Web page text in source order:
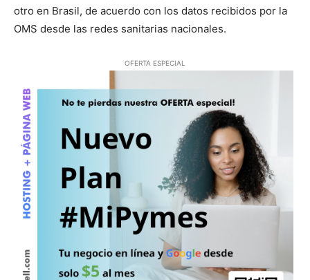
otro en Brasil, de acuerdo con los datos recibidos por la
OMS desde las redes sanitarias nacionales.
OFERTA ESPECIAL